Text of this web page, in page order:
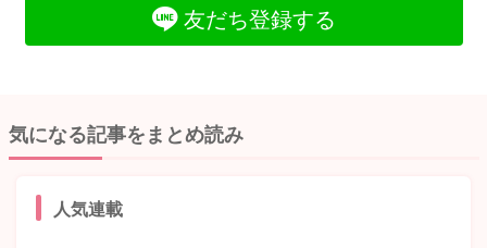
友だち登録する
気になる記事をまとめ読み
人気連載